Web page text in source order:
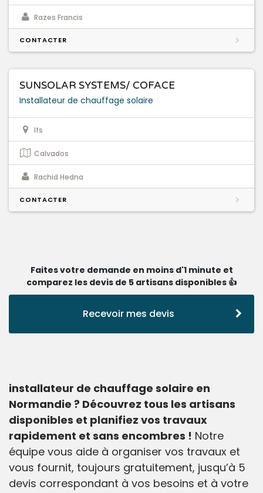
Razes Francis
CONTACTER
SUNSOLAR SYSTEMS/ COFACE
Installateur de chauffage solaire
Ifs
Calvados
Rachid Hedna
CONTACTER
Faites votre demande en moins d'1 minute et
comparez les devis de 5 artisans disponibles 👍
Recevoir mes devis
installateur de chauffage solaire en
Normandie ? Découvrez tous les artisans
disponibles et planifiez vos travaux
rapidement et sans encombres ! Notre
équipe vous aide à organiser vos travaux et
vous fournit, toujours gratuitement, jusqu’à 5
devis correspondant à vos besoins et à votre